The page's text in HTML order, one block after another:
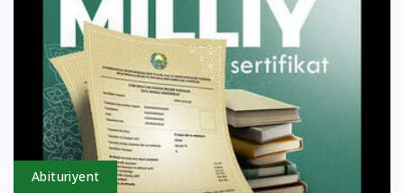
Abituriyent